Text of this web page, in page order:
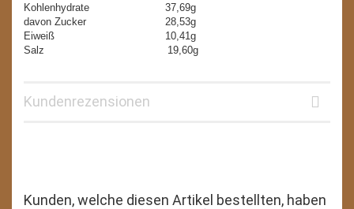
Kohlenhydrate 37,69g
davon Zucker 28,53g
Eiweiß 10,41g
Salz 19,60g
Kundenrezensionen
Kunden, welche diesen Artikel bestellten, haben